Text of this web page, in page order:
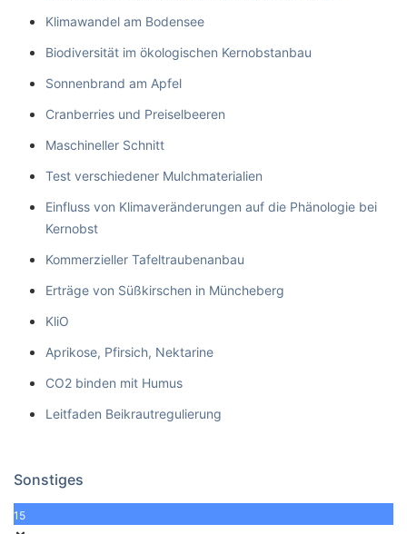
Klimawandel am Bodensee
Biodiversität im ökologischen Kernobstanbau
Sonnenbrand am Apfel
Cranberries und Preiselbeeren
Maschineller Schnitt
Test verschiedener Mulchmaterialien
Einfluss von Klimaveränderungen auf die Phänologie bei
Kernobst
Kommerzieller Tafeltraubenanbau
Erträge von Süßkirschen in Müncheberg
KliO
Aprikose, Pfirsich, Nektarine
CO2 binden mit Humus
Leitfaden Beikrautregulierung
Sonstiges
15